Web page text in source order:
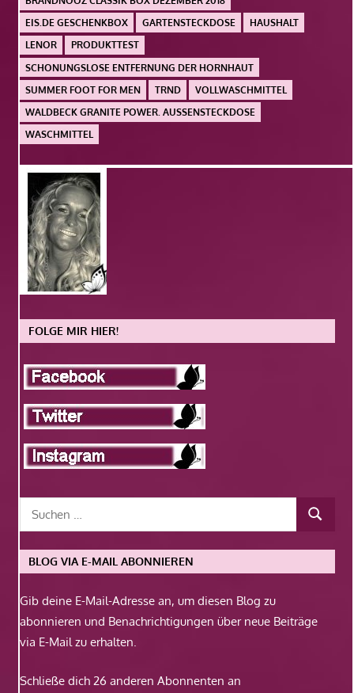
EIS.DE GESCHENKBOX
GARTENSTECKDOSE
HAUSHALT
LENOR
PRODUKTTEST
SCHONUNGSLOSE ENTFERNUNG DER HORNHAUT
SUMMER FOOT FOR MEN
TRND
VOLLWASCHMITTEL
WALDBECK GRANITE POWER. AUSSENSTECKDOSE
WASCHMITTEL
FOLGE MIR HIER!
BLOG VIA E-MAIL ABONNIEREN
Gib deine E-Mail-Adresse an, um diesen Blog zu
abonnieren und Benachrichtigungen über neue Beiträge
via E-Mail zu erhalten.
Schließe dich 26 anderen Abonnenten an